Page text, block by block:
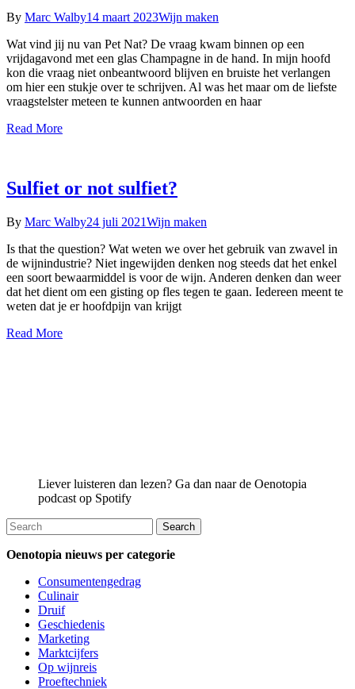
By Marc Walby14 maart 2023Wijn maken
Wat vind jij nu van Pet Nat? De vraag kwam binnen op een
vrijdagavond met een glas Champagne in de hand. In mijn hoofd
kon die vraag niet onbeantwoord blijven en bruiste het verlangen
om hier een stukje over te schrijven. Al was het maar om de liefste
vraagstelster meteen te kunnen antwoorden en haar
Read More
Sulfiet or not sulfiet?
By Marc Walby24 juli 2021Wijn maken
Is that the question? Wat weten we over het gebruik van zwavel in
de wijnindustrie? Niet ingewijden denken nog steeds dat het enkel
een soort bewaarmiddel is voor de wijn. Anderen denken dan weer
dat het dient om een gisting op fles tegen te gaan. Iedereen meent te
weten dat je er hoofdpijn van krijgt
Read More
Liever luisteren dan lezen? Ga dan naar de Oenotopia
podcast op Spotify
Oenotopia nieuws per categorie
Consumentengedrag
Culinair
Druif
Geschiedenis
Marketing
Marktcijfers
Op wijnreis
Proeftechniek